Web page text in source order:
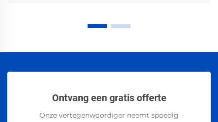
Ontvang een gratis offerte
Onze vertegenwoordiger neemt spoedig